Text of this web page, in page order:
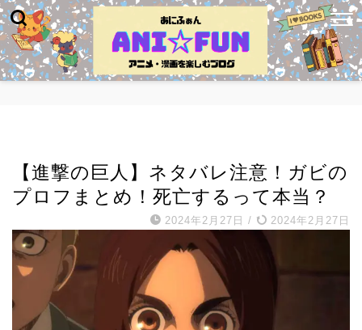
【進撃の巨人】ネタバレ注意！ガビの
プロフまとめ！死亡するって本当？
2024年2月27日 / 2024年2月27日